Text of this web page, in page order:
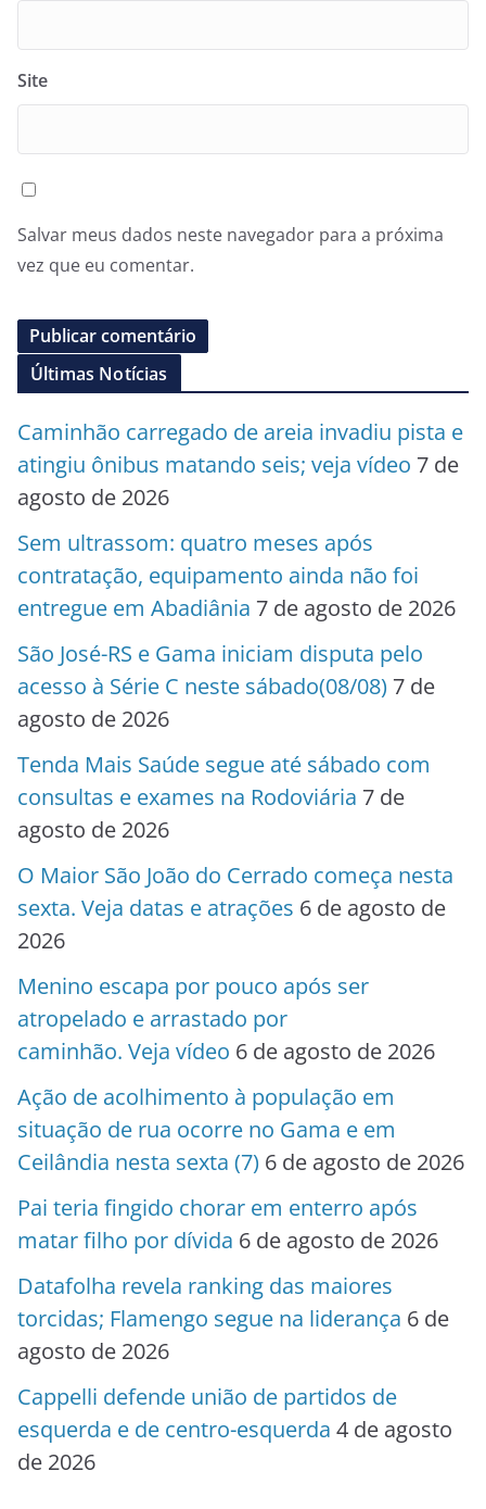
Site
Salvar meus dados neste navegador para a próxima
vez que eu comentar.
Últimas Notícias
Caminhão carregado de areia invadiu pista e
atingiu ônibus matando seis; veja vídeo 7 de
agosto de 2026
Sem ultrassom: quatro meses após
contratação, equipamento ainda não foi
entregue em Abadiânia 7 de agosto de 2026
São José-RS e Gama iniciam disputa pelo
acesso à Série C neste sábado(08/08) 7 de
agosto de 2026
Tenda Mais Saúde segue até sábado com
consultas e exames na Rodoviária 7 de
agosto de 2026
O Maior São João do Cerrado começa nesta
sexta. Veja datas e atrações 6 de agosto de
2026
Menino escapa por pouco após ser
atropelado e arrastado por
caminhão. Veja vídeo 6 de agosto de 2026
Ação de acolhimento à população em
situação de rua ocorre no Gama e em
Ceilândia nesta sexta (7) 6 de agosto de 2026
Pai teria fingido chorar em enterro após
matar filho por dívida 6 de agosto de 2026
Datafolha revela ranking das maiores
torcidas; Flamengo segue na liderança 6 de
agosto de 2026
Cappelli defende união de partidos de
esquerda e de centro-esquerda 4 de agosto
de 2026